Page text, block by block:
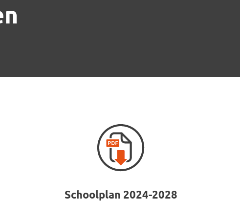
Schoolplan 2024-2028